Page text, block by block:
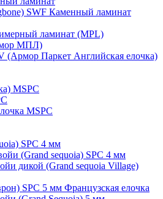
SWF Каменный ламинат
ламинат (MPL)
МПЛ)
(Армор Паркет Английская елочка)
MSPC
MSPC
SPC 4 мм
(Grand sequoia) SPC 4 мм
дикой (Grand sequoia Village)
SPC 5 мм Французская елочка